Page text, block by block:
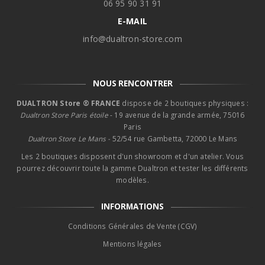
06 95 90 31 91
E-MAIL
info@dualtron-store.com
NOUS RENCONTRER
DUALTRON Store ® FRANCE dispose de 2 boutiques physiques :
Dualtron Store Paris étoile- 19 avenue de la grande armée, 75016
Paris
Dualtron Store Le Mans - 52/54 rue Gambetta, 72000 Le Mans
Les 2 boutiques disposent d'un showroom et d'un atelier. Vous
pourrez découvrir toute la gamme Dualtron et tester les différents
modèles.
INFORMATIONS
Conditions Générales de Vente (CGV)
Mentions légales